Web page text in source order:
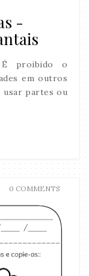
-
É proibido o
em outros
partes ou
0 COMMENTS